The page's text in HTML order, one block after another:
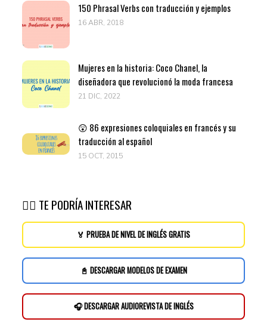
150 Phrasal Verbs con traducción y ejemplos
16 ABR, 2018
Mujeres en la historia: Coco Chanel, la
diseñadora que revolucionó la moda francesa
21 DIC, 2022
😲 86 expresiones coloquiales en francés y su
traducción al español
15 OCT, 2015
👉🏽 TE PODRÍA INTERESAR
🏅 PRUEBA DE NIVEL DE INGLÉS GRATIS
📓 DESCARGAR MODELOS DE EXAMEN
🎧 DESCARGAR AUDIOREVISTA DE INGLÉS